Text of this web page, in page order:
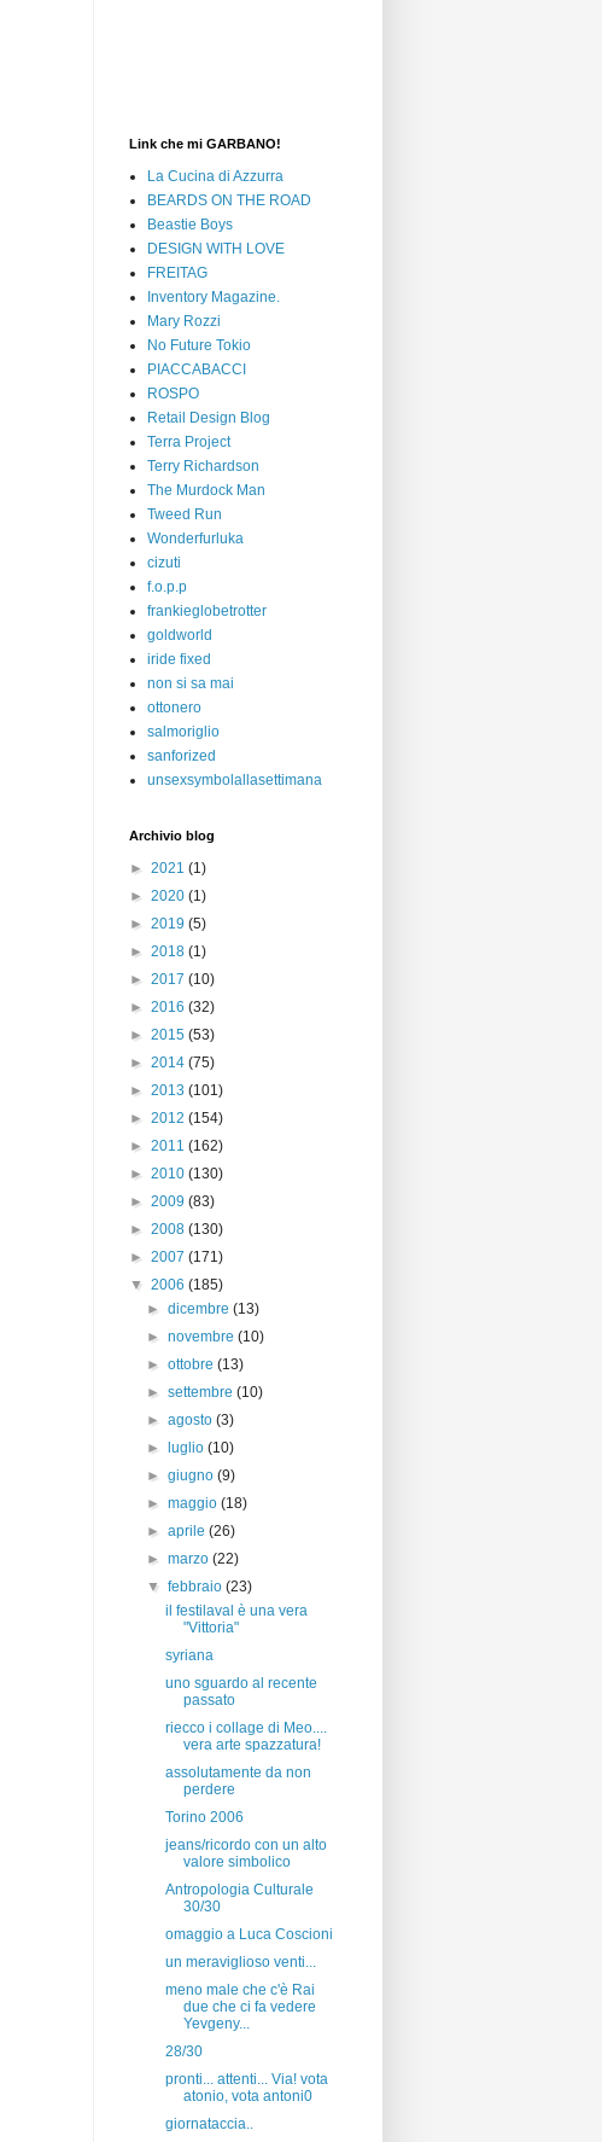
Link che mi GARBANO!
La Cucina di Azzurra
BEARDS ON THE ROAD
Beastie Boys
DESIGN WITH LOVE
FREITAG
Inventory Magazine.
Mary Rozzi
No Future Tokio
PIACCABACCI
ROSPO
Retail Design Blog
Terra Project
Terry Richardson
The Murdock Man
Tweed Run
Wonderfurluka
cizuti
f.o.p.p
frankieglobetrotter
goldworld
iride fixed
non si sa mai
ottonero
salmoriglio
sanforized
unsexsymbolallasettimana
Archivio blog
► 2021 (1)
► 2020 (1)
► 2019 (5)
► 2018 (1)
► 2017 (10)
► 2016 (32)
► 2015 (53)
► 2014 (75)
► 2013 (101)
► 2012 (154)
► 2011 (162)
► 2010 (130)
► 2009 (83)
► 2008 (130)
► 2007 (171)
▼ 2006 (185)
►dicembre(13)
►novembre(10)
►ottobre(13)
►settembre(10)
►agosto(3)
►
luglio(10)
►giugno(9)
►maggio(18)
►aprile(26)
►marzo(22)
▼febbraio(23)
il festilaval è una vera
"Vittoria"
syriana
uno sguardo al recente
passato
riecco i collage di Meo....
vera arte spazzatura!
assolutamente da non
perdere
Torino 2006
jeans/ricordo con un alto
valore simbolico
Antropologia Culturale
30/30
omaggio a Luca Coscioni
un meraviglioso venti...
meno male che c'è Rai
due che ci fa vedere
Yevgeny...
28/30
pronti... attenti... Via! vota
atonio, vota antoni0
giornataccia..